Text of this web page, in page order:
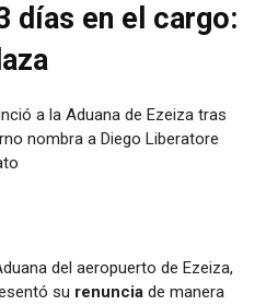
días en el cargo:
a la Aduana de Ezeiza tras
nombra a Diego Liberatore
del aeropuerto de Ezeiza,
su renuncia de manera